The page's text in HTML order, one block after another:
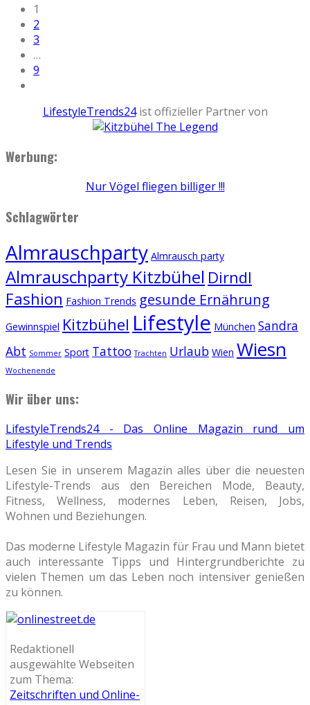
1
2
3
…
9
LifestyleTrends24ist offizieller Partner von
Werbung:
Nur Vögel fliegen billiger !!!
Schlagwörter
Almrauschparty Almrausch party
Almrauschparty Kitzbühel Dirndl
Fashion Fashion Trends gesunde Ernährung
Gewinnspiel Kitzbühel Lifestyle München Sandra
Abt Sommer Sport Tattoo Trachten Urlaub Wien Wiesn
Wochenende
Wir über uns:
LifestyleTrends24 - Das Online Magazin rund um
Lifestyle und Trends
Lesen Sie in unserem Magazin alles über die neuesten
Lifestyle-Trends aus den Bereichen Mode, Beauty,
Fitness, Wellness, modernes Leben, Reisen, Jobs,
Wohnen und Beziehungen.
Das moderne Lifestyle Magazin für Frau und Mann bietet
auch interessante Tipps und Hintergrundberichte zu
vielen Themen um das Leben noch intensiver genießen
zu können.
Redaktionell
ausgewählte Webseiten
zum Thema:
Zeitschriften und Online-